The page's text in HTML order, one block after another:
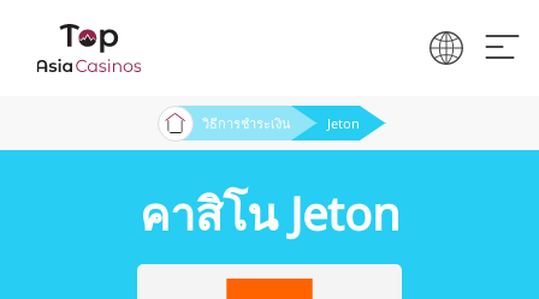
วิธีการชำระเงิน Jeton
คาสิโน Jeton